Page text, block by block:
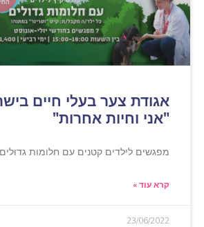
אגודת צער בעלי חיים
"אני וחיות אחרות"
מפגשים לילדים קטנים עם חלומות
קרא עוד »
23/06/2022